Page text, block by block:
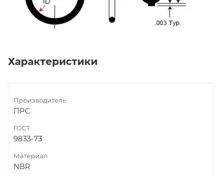
Характеристики
Производитель
ПРС
ГОСТ
9833-73
Материал
NBR